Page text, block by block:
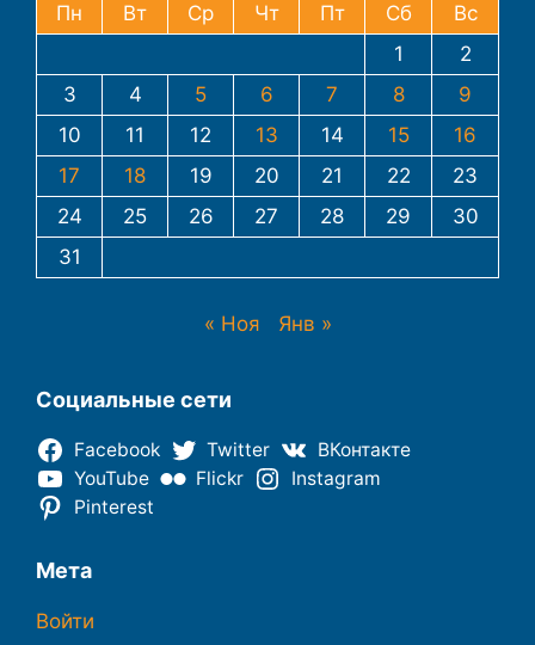
Пн
Вт Ср Чт Пт Сб
Вс
1
2
3
4 5 6 7 8
9
10
11 12 13 14 15
16
17
18 19 20 21 22
23
24
25 26 27 28 29
30
31
« Ноя Янв »
Социальные сети
Facebook Twitter
ВКонтакте
YouTube
Flickr
Instagram
Pinterest
Мета
Войти